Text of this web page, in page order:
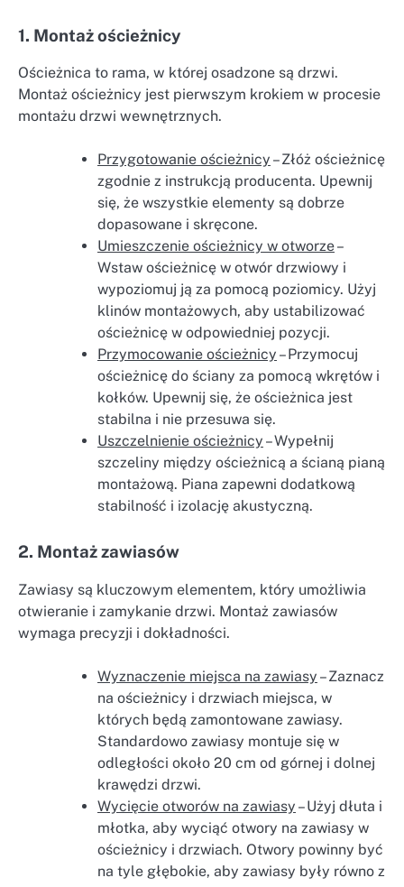
1. Montaż ościeżnicy
Ościeżnica to rama, w której osadzone są drzwi.
Montaż ościeżnicy jest pierwszym krokiem w procesie
montażu drzwi wewnętrznych.
Przygotowanie ościeżnicy – Złóż ościeżnicę
zgodnie z instrukcją producenta. Upewnij
się, że wszystkie elementy są dobrze
dopasowane i skręcone.
Umieszczenie ościeżnicy w otworze–
Wstaw ościeżnicę w otwór drzwiowy i
wypoziomuj ją za pomocą poziomicy. Użyj
klinów montażowych, aby ustabilizować
ościeżnicę w odpowiedniej pozycji.
Przymocowanie ościeżnicy – Przymocuj
ościeżnicę do ściany za pomocą wkrętów i
kołków. Upewnij się, że ościeżnica jest
stabilna i nie przesuwa się.
Uszczelnienie ościeżnicy – Wypełnij
szczeliny między ościeżnicą a ścianą pianą
montażową. Piana zapewni dodatkową
stabilność i izolację akustyczną.
2. Montaż zawiasów
Zawiasy są kluczowym elementem, który umożliwia
otwieranie i zamykanie drzwi. Montaż zawiasów
wymaga precyzji i dokładności.
Wyznaczenie miejsca na zawiasy – Zaznacz
na ościeżnicy i drzwiach miejsca, w
których będą zamontowane zawiasy.
Standardowo zawiasy montuje się w
odległości około 20 cm od górnej i dolnej
krawędzi drzwi.
Wycięcie otworów na zawiasy – Użyj dłuta i
młotka, aby wyciąć otwory na zawiasy w
ościeżnicy i drzwiach. Otwory powinny być
na tyle głębokie, aby zawiasy były równo z